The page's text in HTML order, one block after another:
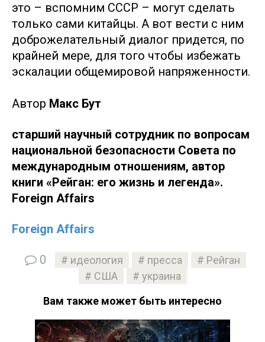
это – вспомним СССР – могут сделать
только сами китайцы. А вот вести с ним
доброжелательный диалог придется, по
крайней мере, для того чтобы избежать
эскалации общемировой напряженности.
Автор Макс Бут
старший научный сотрудник по вопросам
национальной безопасности Совета по
международным отношениям, автор
книги «Рейган: его жизнь и легенда».
Foreign Affairs
Foreign Affairs
0 идеология пресса
Рейган
США
украина
Вам также может быть интересно